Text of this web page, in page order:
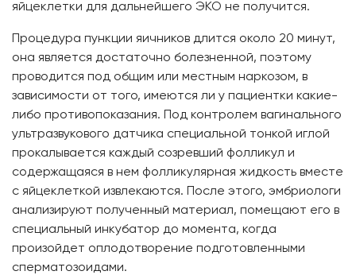
яйцеклетки для дальнейшего ЭКО не получится.
Процедура пункции яичников длится около 20 минут,
она является достаточно болезненной, поэтому
проводится под общим или местным наркозом, в
зависимости от того, имеются ли у пациентки какие-
либо противопоказания. Под контролем вагинального
ультразвукового датчика специальной тонкой иглой
прокалывается каждый созревший фолликул и
содержащаяся в нем фолликулярная жидкость вместе
с яйцеклеткой извлекаются. После этого, эмбриологи
анализируют полученный материал, помещают его в
специальный инкубатор до момента, когда
произойдет оплодотворение подготовленными
сперматозоидами.